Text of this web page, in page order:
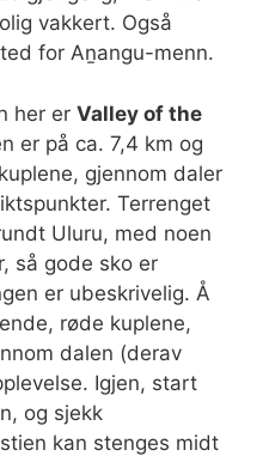
vakkert. Også
for Aṉangu-menn.
her er Valley of the
er på ca. 7,4 km og
gjennom daler
Terrenget
Uluru, med noen
så gode sko er
er ubeskrivelig. Å
røde kuplene,
dalen (derav
Igjen, start
og sjekk
kan stenges midt